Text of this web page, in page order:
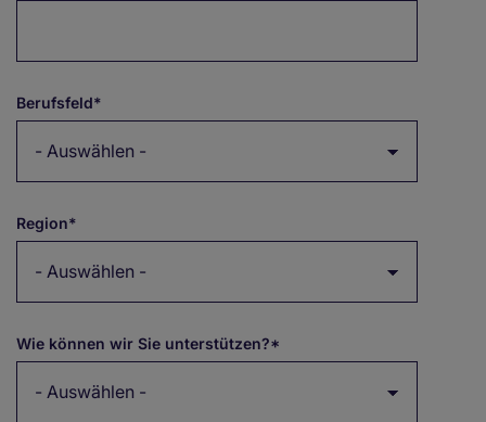
Berufsfeld*
Region*
Wie können wir Sie unterstützen?*